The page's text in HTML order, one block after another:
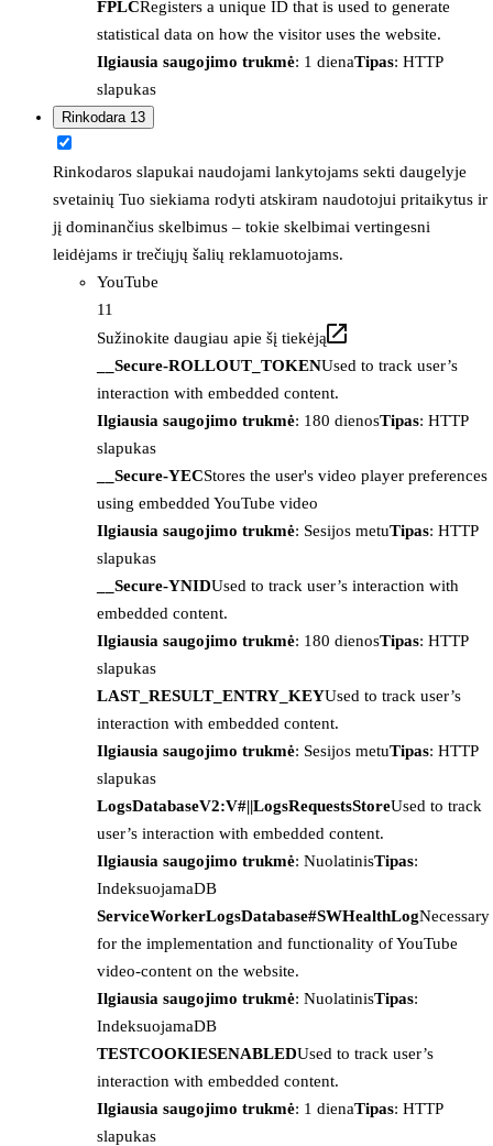
FPLCRegisters a unique ID that is used to generate
statistical data on how the visitor uses the website.
Ilgiausia saugojimo trukmė: 1 dienaTipas: HTTP
slapukas
Rinkodara 13
Rinkodaros slapukai naudojami lankytojams sekti daugelyje
svetainių Tuo siekiama rodyti atskiram naudotojui pritaikytus ir
jį dominančius skelbimus – tokie skelbimai vertingesni
leidėjams ir trečiųjų šalių reklamuotojams.
YouTube
11
Sužinokite daugiau apie šį tiekėją
__Secure-ROLLOUT_TOKENUsed to track user’s
interaction with embedded content.
Ilgiausia saugojimo trukmė: 180 dienosTipas: HTTP
slapukas
__Secure-YECStores the user's video player preferences
using embedded YouTube video
Ilgiausia saugojimo trukmė: Sesijos metuTipas: HTTP
slapukas
__Secure-YNIDUsed to track user’s interaction with
embedded content.
Ilgiausia saugojimo trukmė: 180 dienosTipas: HTTP
slapukas
LAST_RESULT_ENTRY_KEYUsed to track user’s
interaction with embedded content.
Ilgiausia saugojimo trukmė: Sesijos metuTipas: HTTP
slapukas
LogsDatabaseV2:V#||LogsRequestsStoreUsed to track
user’s interaction with embedded content.
Ilgiausia saugojimo trukmė: NuolatinisTipas:
IndeksuojamaDB
ServiceWorkerLogsDatabase#SWHealthLogNecessary
for the implementation and functionality of YouTube
video-content on the website.
Ilgiausia saugojimo trukmė: NuolatinisTipas:
IndeksuojamaDB
TESTCOOKIESENABLEDUsed to track user’s
interaction with embedded content.
Ilgiausia saugojimo trukmė: 1 dienaTipas: HTTP
slapukas